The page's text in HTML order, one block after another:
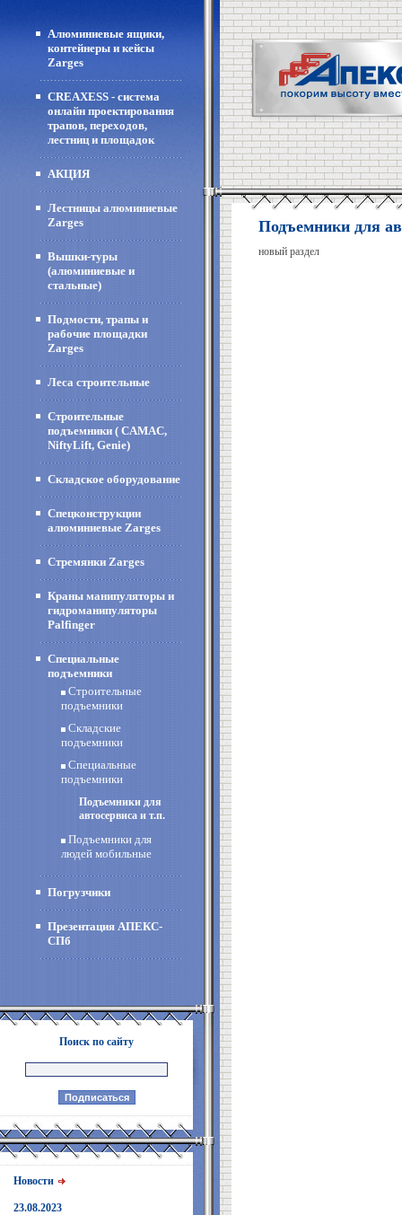
Алюминиевые ящики,
контейнеры и кейсы
Zarges
CREAXESS - система
онлайн проектирования
трапов, переходов,
лестниц и площадок
АКЦИЯ
Лестницы алюминиевые
Zarges
Вышки-туры
(алюминиевые и
стальные)
Подмости, трапы и
рабочие площадки
Zarges
Леса строительные
Строительные
подъемники ( CAMAC,
NiftyLift, Genie)
Складское оборудование
Спецконструкции
алюминиевые Zarges
Стремянки Zarges
Краны манипуляторы и
гидроманипуляторы
Palfinger
Специальные
подъемники
Строительные
подъемники
Складские
подъемники
Специальные
подъемники
Подъемники для
автосервиса и т.п.
Подъемники для
людей мобильные
Погрузчики
Презентация АПЕКС-
СПб
Поиск по сайту
Новости
23.08.2023
Подъемники для
новый раздел